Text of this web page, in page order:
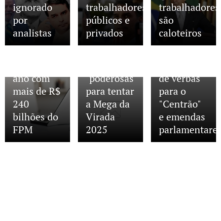
ignorado
por
analistas
trabalhadores
públicos e
privados
trabalhadores
são
caloteiros
ano com
mais de R$
240
bilhões do
FPM
24/12/2025
"Sorte tem
quem
acredita
"poderosas"
para tentar
a Mega da
Virada
2025
com cortes
drásticos
no setor
de verbas
para o
"Centrão"
e emendas